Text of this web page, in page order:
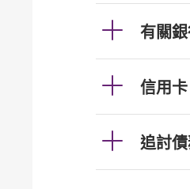
有關
信用卡
追討